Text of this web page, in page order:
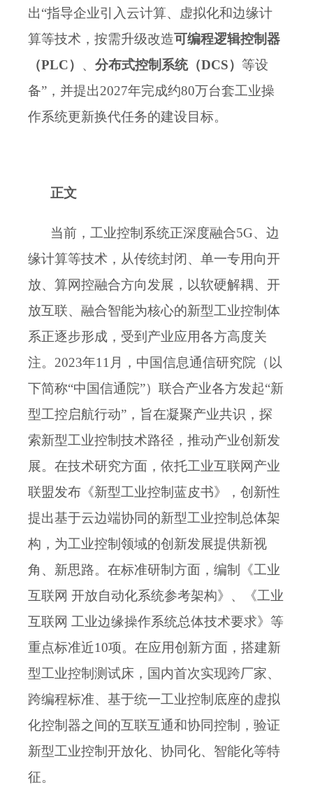
出“指导企业引入云计算、虚拟化和边缘计
算等技术，按需升级改造可编程逻辑控制器
（PLC） 、 分布式控制系统（DCS） 等设
备”，并提出2027年完成约80万台套工业操
作系统更新换代任务的建设目标。
正文
当前，工业控制系统正深度融合5G、边
缘计算等技术，从传统封闭、单一专用向开
放、算网控融合方向发展，以软硬解耦、开
放互联、融合智能为核心的新型工业控制体
系正逐步形成，受到产业应用各方高度关
注。 2023年1 1 月 ， 中国信息通信研究院（以
下简称“中国信通院”）联合产业各方发起“新
型工控启航行动”，旨在凝聚产业共识，探
索新型工业控制技术路径，推动产业创新发
展。 在技术研究方面，依托工业互联网产业
联盟发布《新型工业控制蓝皮书》，创新性
提出基于云边端协同的新型工业控制总体架
构，为工业控制领域的创新发展提供新视
角、新思路。 在标准研制方面，编制《工业
互联网 开放自动化系统参考架构》、《工业
互联网 工业边缘操作系统总体技术要求》等
重点标准近10项。 在应用创新方面， 搭建新
型工业控制测试床，国内首次实现跨厂家、
跨编程标准、基于统一工业控制底座的虚拟
化控制器之间的互联互通和协同控制，验证
新型工业控制开放化、协同化、智能化等特
征。